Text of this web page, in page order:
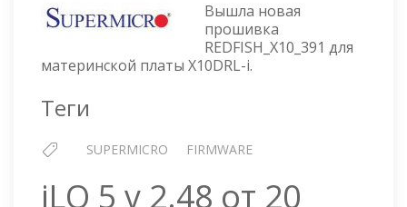
SUPERMICRO
X10DRL-
—
Вышла новая
прошивка
REDFISH_X10_391 для
материнской платы X10DRL-i.
Теги
SUPERMICRO FIRMWARE
iLO 5 v 2.48 от 20